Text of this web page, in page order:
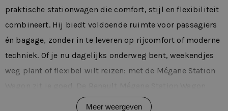
praktische stationwagen die comfort, stijl en flexibiliteit
combineert. Hij biedt voldoende ruimte voor passagiers
én bagage, zonder in te leveren op rijcomfort of moderne
techniek. Of je nu dagelijks onderweg bent, weekendjes
weg plant of flexibel wilt reizen: met de Mégane Station
voelt stabiel en evenwichtig aan op de weg. Of je nu door
Meer weergeven